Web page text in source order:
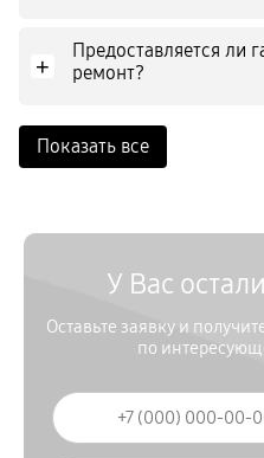
+
Предоставляется ли
ремонт?
Показать все
У Вас
Оставьте заявку и
по